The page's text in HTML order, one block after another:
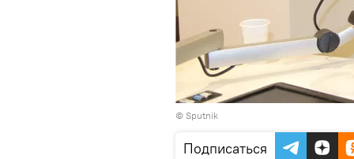
© Sputnik
Подписаться